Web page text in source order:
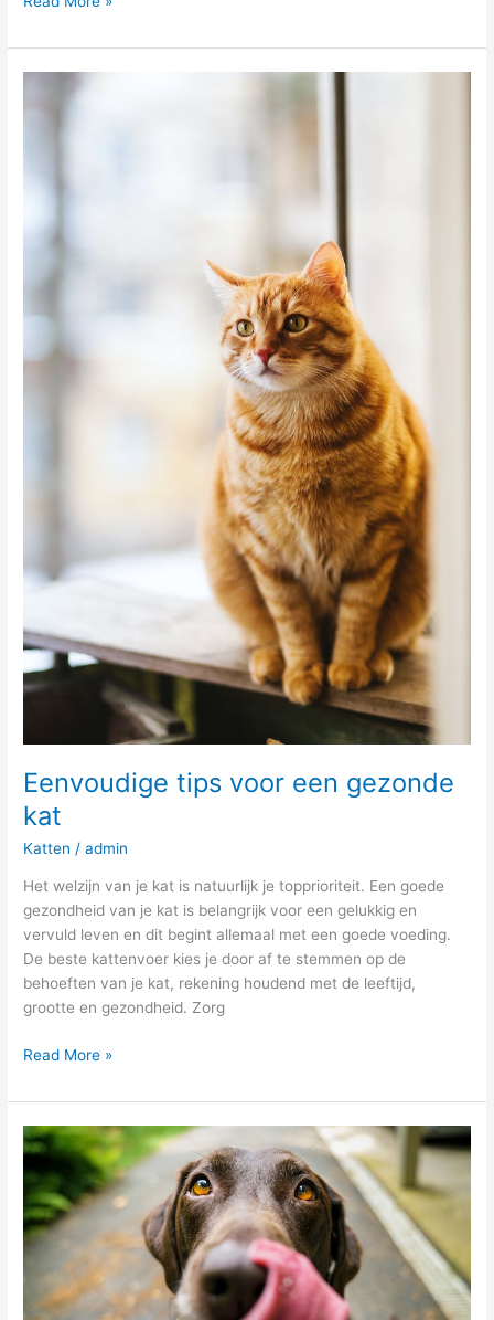
Eenvoudige tips voor een gezonde
kat
Katten /admin
Het welzijn van je kat is natuurlijk je topprioriteit. Een goede
gezondheid van je kat is belangrijk voor een gelukkig en
vervuld leven en dit begint allemaal met een goede voeding.
De beste kattenvoer kies je door af te stemmen op de
behoeften van je kat, rekening houdend met de leeftijd,
grootte en gezondheid. Zorg
Read More »
Vectra
voor
Honden:
Bescherming
tegen
Teken